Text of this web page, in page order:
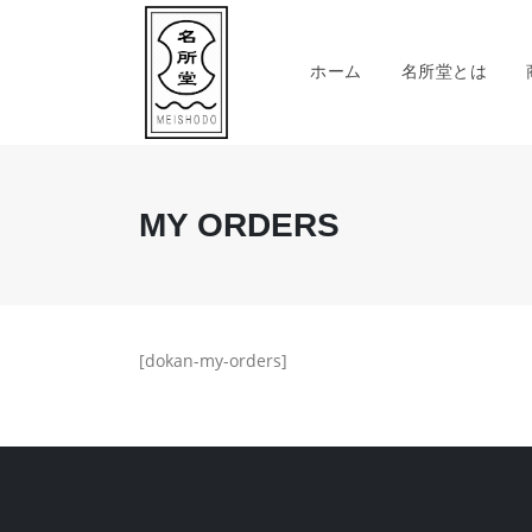
ホーム 名所堂とは
MY ORDERS
[dokan-my-orders]